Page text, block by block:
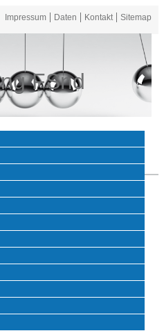
Impressum Daten Kontakt Sitemap
FSnd